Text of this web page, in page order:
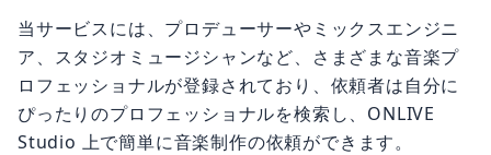
当サービスには、プロデューサーやミックスエンジニ
ア、スタジオミュージシャンなど、さまざまな音楽プ
ロフェッショナルが登録されており、依頼者は自分に
ぴったりのプロフェッショナルを検索し、ONLIVE
Studio 上で簡単に音楽制作の依頼ができます。